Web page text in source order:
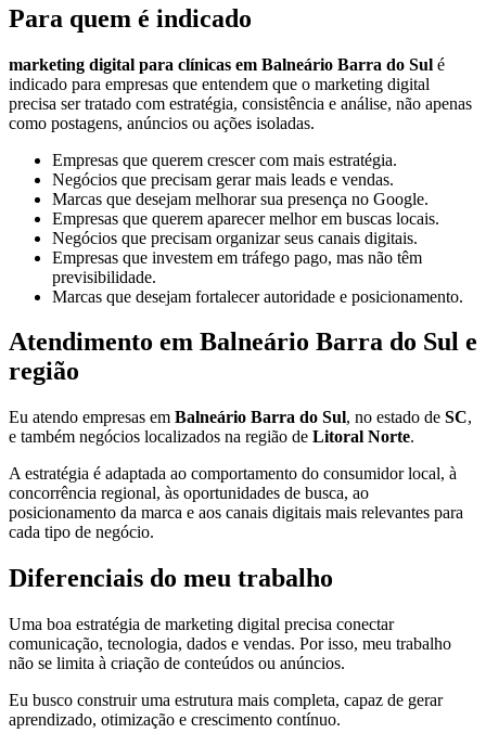
Para quem é indicado
marketing digital para clínicas em Balneário Barra do Sul é
indicado para empresas que entendem que o marketing digital
precisa ser tratado com estratégia, consistência e análise, não apenas
como postagens, anúncios ou ações isoladas.
Empresas que querem crescer com mais estratégia.
Negócios que precisam gerar mais leads e vendas.
Marcas que desejam melhorar sua presença no Google.
Empresas que querem aparecer melhor em buscas locais.
Negócios que precisam organizar seus canais digitais.
Empresas que investem em tráfego pago, mas não têm
previsibilidade.
Marcas que desejam fortalecer autoridade e posicionamento.
Atendimento em Balneário Barra do Sul e
região
Eu atendo empresas em Balneário Barra do Sul, no estado de SC,
e também negócios localizados na região de Litoral Norte.
A estratégia é adaptada ao comportamento do consumidor local, à
concorrência regional, às oportunidades de busca, ao
posicionamento da marca e aos canais digitais mais relevantes para
cada tipo de negócio.
Diferenciais do meu trabalho
Uma boa estratégia de marketing digital precisa conectar
comunicação, tecnologia, dados e vendas. Por isso, meu trabalho
não se limita à criação de conteúdos ou anúncios.
Eu busco construir uma estrutura mais completa, capaz de gerar
aprendizado, otimização e crescimento contínuo.